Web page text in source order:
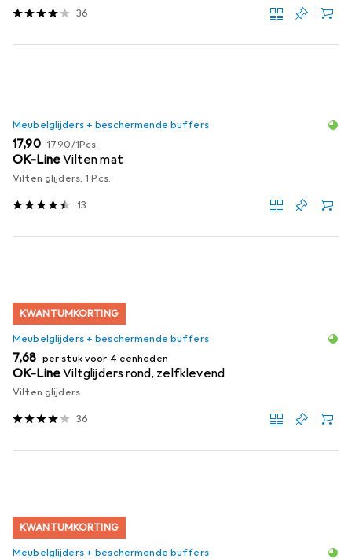
36
Meubelglijders + beschermende buffers
EUR
17,90 EUR
17,90/1Pcs.
OK-LineVilten mat
Vilten glijders, 1 Pcs.
13
KWANTUMKORTING
Meubelglijders + beschermende buffers
EUR
7,68 per stuk voor 4 eenheden
OK-LineViltglijders rond, zelfklevend
Vilten glijders
36
KWANTUMKORTING
Meubelglijders + beschermende buffers